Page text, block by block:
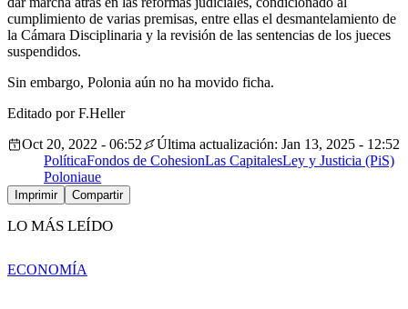
cumplimiento de varias premisas, entre ellas el desmantelamiento de
la Cámara Disciplinaria y la revisión de las sentencias de los jueces
suspendidos.
Sin embargo, Polonia aún no ha movido ficha.
Editado por F.Heller
Oct 20, 2022 - 06:52
Última actualización: Jan 13, 2025 - 12:52
PolíticaFondos de CohesionLas CapitalesLey y Justicia (PiS)
Poloniaue
Imprimir Compartir
LO MÁS LEÍDO
ECONOMÍA